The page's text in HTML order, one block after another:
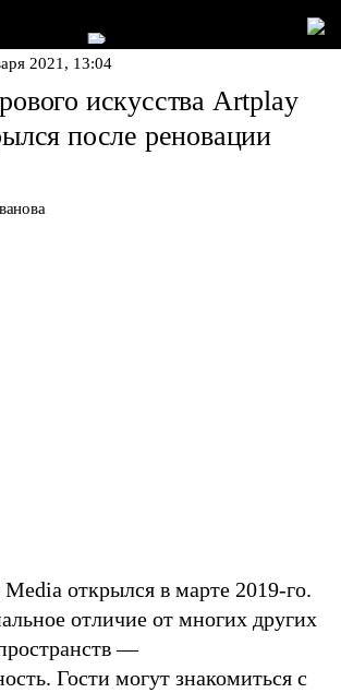
2021, 13:04
искусства Artplay
после реновации
открылся в марте 2019-го.
отличие от многих других
—
Гости могут знакомиться с